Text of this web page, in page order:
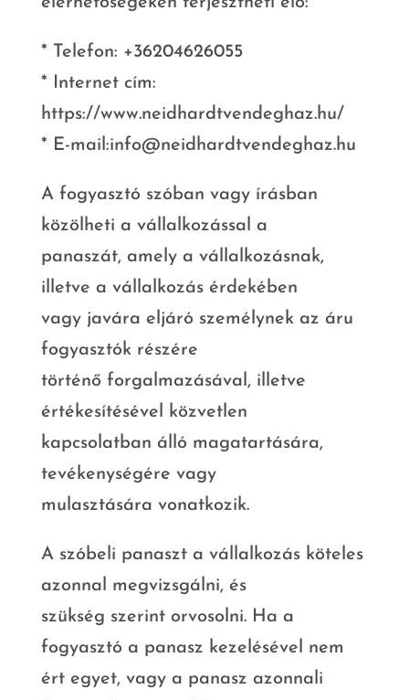
* Telefon: +36204626055
* Internet cím:
https://www.neidhardtvendeghaz.hu/
* E-mail:info@neidhardtvendeghaz.hu
A fogyasztó szóban vagy írásban
közölheti a vállalkozással a
panaszát, amely a vállalkozásnak,
illetve a vállalkozás érdekében
vagy javára eljáró személynek az áru
fogyasztók részére
történő forgalmazásával, illetve
értékesítésével közvetlen
kapcsolatban álló magatartására,
tevékenységére vagy
mulasztására vonatkozik.
A szóbeli panaszt a vállalkozás köteles
azonnal megvizsgálni, és
szükség szerint orvosolni. Ha a
fogyasztó a panasz kezelésével nem
ért egyet, vagy a panasz azonnali